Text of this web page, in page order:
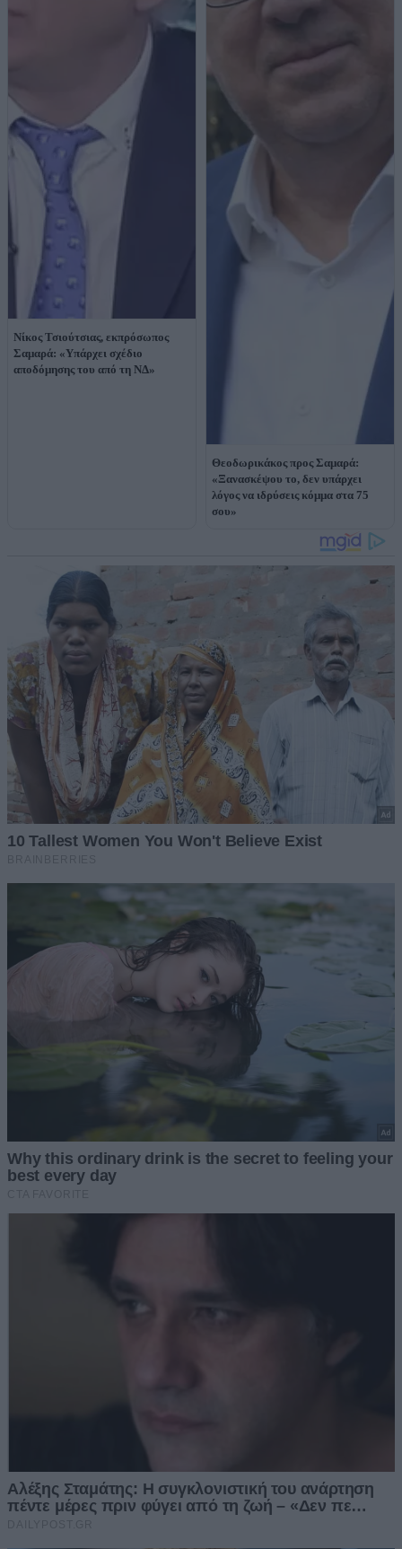
Νίκος Τσιούτσιας, εκπρόσωπος
Σαμαρά: «Υπάρχει σχέδιο
αποδόμησης του από τη ΝΔ»
Θεοδωρικάκος προς Σαμαρά:
«Ξανασκέψου το, δεν υπάρχει
λόγος να ιδρύσεις κόμμα στα 75
σου»